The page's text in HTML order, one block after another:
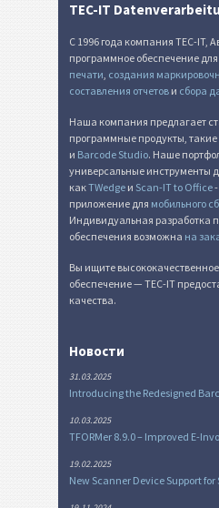
₣
П Прочее
TEC-IT
С 1996 года компания TEC-IT,
программное обеспечение для
печати, создания
составления отчетов и сбора
Наша компания предлагает
программные продукты, такие
и Barcode Studio. Наше
универсальные инструменты
какTWedge и Scan-IT to Office
приложение для мобильного
Индивидуальная разработка
обеспечения возможна на
Вы ищите
обеспечение — TEC-IT
качества.
Новости
31.03.2025
Introducing the Redesigned
10.03.2025
TFORMer 8.9.0 – Improved E-
19.02.2025
New Scanner Device Support